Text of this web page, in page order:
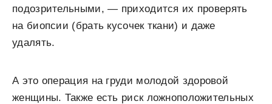
подозрительными, — приходится их проверять
на биопсии (брать кусочек ткани) и даже
удалять.
А это операция на груди молодой здоровой
женщины. Также есть риск ложноположительных